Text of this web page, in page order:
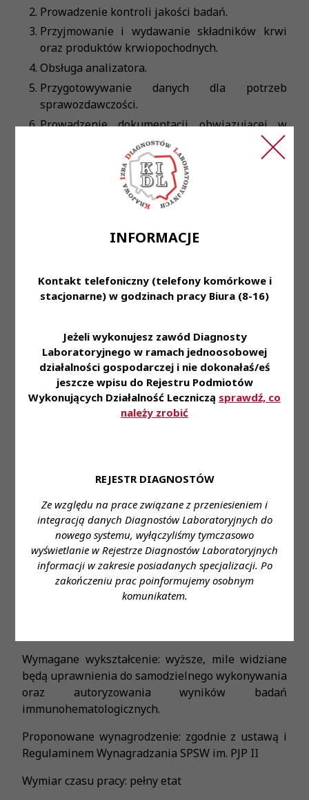
INFORMACJE
Kontakt telefoniczny (telefony komórkowe i
stacjonarne) w godzinach pracy Biura (8-16)
Jeżeli wykonujesz zawód Diagnosty
Laboratoryjnego w ramach jednoosobowej
działalności gospodarczej i nie dokonałaś/eś
jeszcze wpisu do Rejestru Podmiotów
Wykonujących Działalność Leczniczą sprawdź, co
należy zrobić
REJESTR DIAGNOSTÓW
Ze względu na prace związane z przeniesieniem i
integracją danych Diagnostów Laboratoryjnych do
nowego systemu, wyłączyliśmy tymczasowo
wyświetlanie w Rejestrze Diagnostów Laboratoryjnych
informacji w zakresie posiadanych specjalizacji. Po
zakończeniu prac poinformujemy osobnym
komunikatem.
Prowadzenie kontroli jakości badań.
Przyjmowanie i wydawanie składników krwi
oraz produktów krwiopochodnych.
Obsługa analizatora.
Przygotowywanie danych dla potrzeb
sprawozdawczości.
Prowadzenie dokumentacji obwiązującej w
Dziale Krwiolecznictwa według obowiązujących
Wyższe wykształcenie ( zgodnie z ustawą o
Uprawnienia do wykonywania zawodu
Gotowość do stałego podnoszenia kwalifikacji
zawodowych (uzyskanie uprawnień do
immunohematologicznych).
Umiejętność sprawnej organizacji pracy,
dokładność, sumienność, komunikatywność,
umiejętność pracy w zespole, dyspozycyjność.
Umiejętność sprawnej pracy w warunkach
samodzielnego wykonywania oraz autoryzowania
wyników badań immunohematologicznych.
Oferujemy:
• umowę o pracę, • pracę w przyjaznym zespole, •
normowany czas pracy
Miejsce zatrudnienia: Samodzielny Publiczny
Wymagane wykształcenie: wyższe, mile widziane
będą uprawnienia do samodzielnego wykonywania
oraz autoryzowania wyników badań
immunohematologicznych.
Proponowane wynagrodzenie: zgodnie z ustawą i
Regulaminem Wynagradzania SPSW im. PJP II
Wymiar czasu pracy: pełny etat